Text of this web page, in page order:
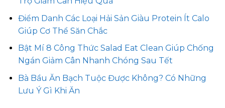
Điểm Danh Các Loại Hải Sản Giàu Protein Ít Calo
Giúp Cơ Thể Săn Chắc
Bật Mí 8 Công Thức Salad Eat Clean Giúp Chống
Ngán Giảm Cân Nhanh Chóng Sau Tết
Bà Bầu Ăn Bạch Tuộc Được Không? Có Những
Lưu Ý Gì Khi Ăn